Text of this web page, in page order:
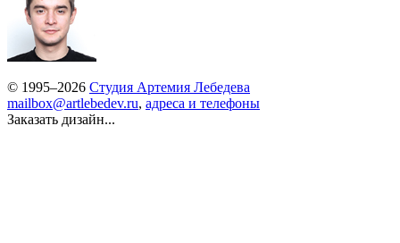
© 1995–2026 Студия Артемия Лебедева
mailbox@artlebedev.ru, адреса и телефоны
Заказать дизайн...